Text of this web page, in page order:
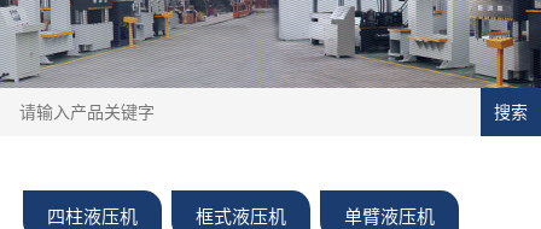
搜索
四柱液压机 框式液压机 单臂液压机